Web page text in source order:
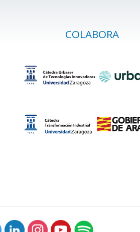
COLABORA